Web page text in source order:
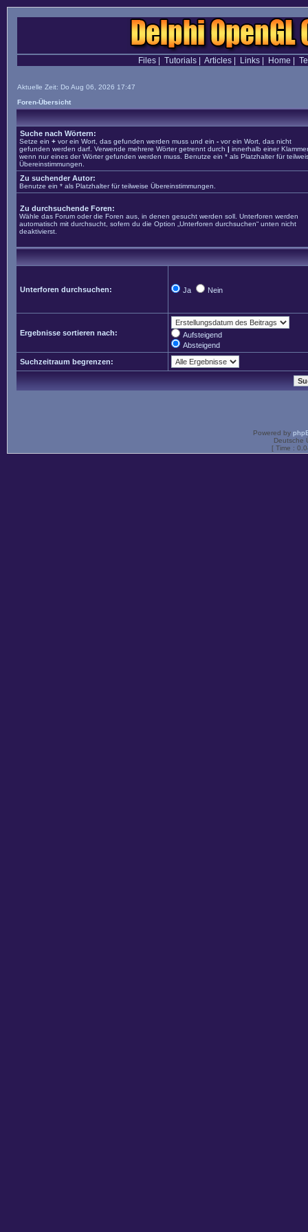
Files| Tutorials| Articles| Links| Home
Aktuelle Zeit: Do Aug 06, 2026 17:47
Foren-Übersicht
Suche nach Wörtern:
Setze ein + vor ein Wort, das gefunden werden muss und ein - vor ein Wort, das nicht
gefunden werden darf. Verwende mehrere Wörter getrennt durch | innerhalb einer
wenn nur eines der Wörter gefunden werden muss. Benutze ein * als Platzhalter für
Übereinstimmungen.
Zu suchender Autor:
Benutze ein * als Platzhalter für teilweise Übereinstimmungen.
Zu durchsuchende Foren:
Wähle das Forum oder die Foren aus, in denen gesucht werden soll. Unterforen werden
automatisch mit durchsucht, sofern du die Option „Unterforen durchsuchen“ unten nicht
deaktivierst.
Unterforen durchsuchen: Ja Nein
Ergebnisse sortieren nach:
Aufsteigend
Absteigend
Suchzeitraum begrenzen:
Powered by
Deutsche
[ Time :